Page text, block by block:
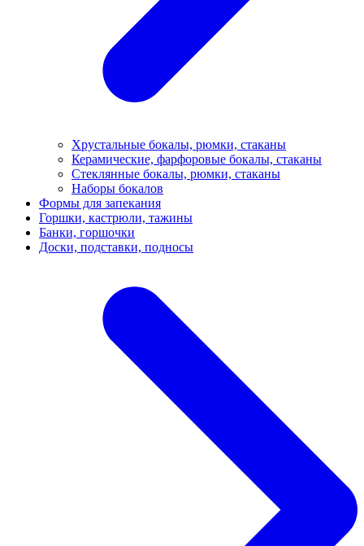
Хрустальные бокалы, рюмки, стаканы
Керамические, фарфоровые бокалы, стаканы
Стеклянные бокалы, рюмки, стаканы
Наборы бокалов
Формы для запекания
Горшки, кастрюли, тажины
Банки, горшочки
Доски, подставки, подносы